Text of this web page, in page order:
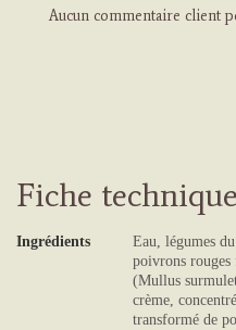
Aucun commentaire client
Fiche technique
Ingrédients
Eau, légumes
poivrons
(Mullus
crème,
transformé de